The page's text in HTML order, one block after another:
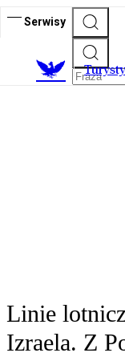
Serwisy
T
Linie
Izraela. Z